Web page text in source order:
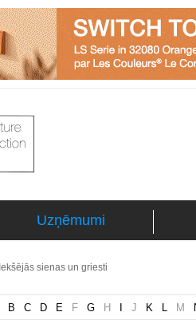
Uzņēmumi
Iekšējās sienas un griesti
B C D E F G H J K L M